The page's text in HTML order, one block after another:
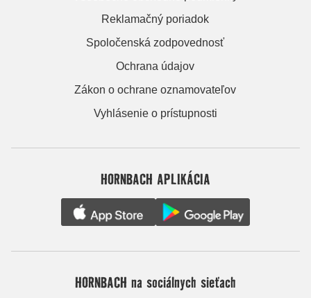
Reklamačný poriadok
Spoločenská zodpovednosť
Ochrana údajov
Zákon o ochrane oznamovateľov
Vyhlásenie o prístupnosti
HORNBACH APLIKÁCIA
HORNBACH na sociálnych sieťach